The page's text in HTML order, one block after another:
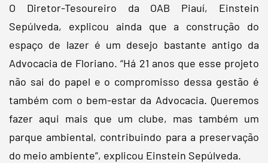
O Diretor-Tesoureiro da OAB Piauí, Einstein
Sepúlveda, explicou ainda que a construção do
espaço de lazer é um desejo bastante antigo da
Advocacia de Floriano. “Há 21 anos que esse projeto
não sai do papel e o compromisso dessa gestão é
também com o bem-estar da Advocacia. Queremos
fazer aqui mais que um clube, mas também um
parque ambiental, contribuindo para a preservação
do meio ambiente”, explicou Einstein Sepúlveda.